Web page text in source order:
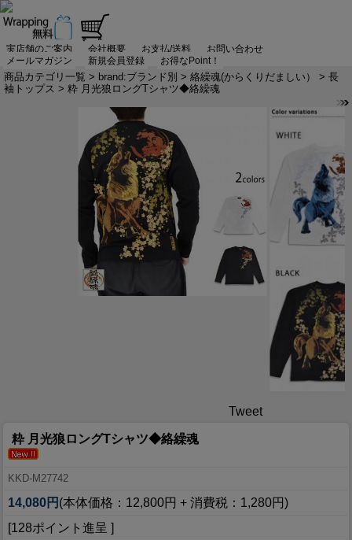
実店舗のご案内 会社概要 お支払/送料
お問い合わせ
メールマガジン
新規会員登録 お得なPoint！
商品カテゴリ一覧 > brand:ブランド別 > 絡繰魂(からくりだましい） > 長
袖トップス > 粋 月光狼ロングTシャツ◆絡繰魂
Tweet
粋 月光狼ロングTシャツ◆絡繰魂
KKD-M27742
14,080円 (本体価格：12,800円 + 消費税：1,280円)
[128ポイント進呈 ]